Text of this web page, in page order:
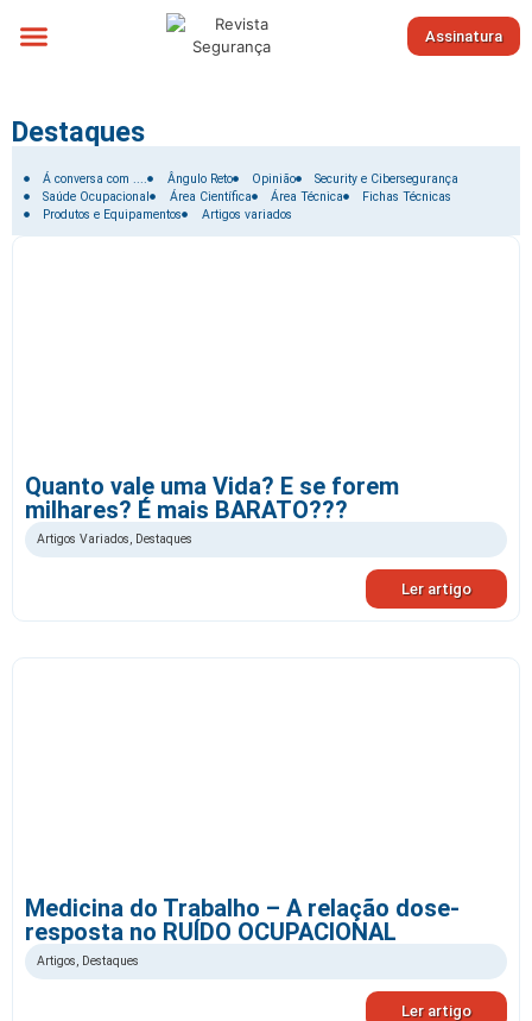
Assinatura
Destaques
Filtrar por:
Á conversa com .... Ângulo Reto Opinião
Security e Cibersegurança
Saúde Ocupacional
Área Científica Área Técnica
Fichas Técnicas
Produtos e Equipamentos
Artigos variados
Quanto vale uma Vida? E se forem
milhares? É mais BARATO???
Artigos Variados, Destaques
Ler artigo
Medicina do Trabalho – A relação dose-
resposta no RUÍDO OCUPACIONAL
Artigos, Destaques
Ler artigo